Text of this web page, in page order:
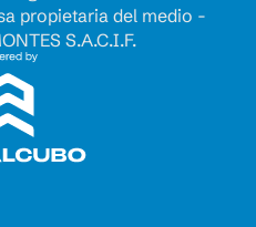
propietaria del medio -
S.A.C.I.F.